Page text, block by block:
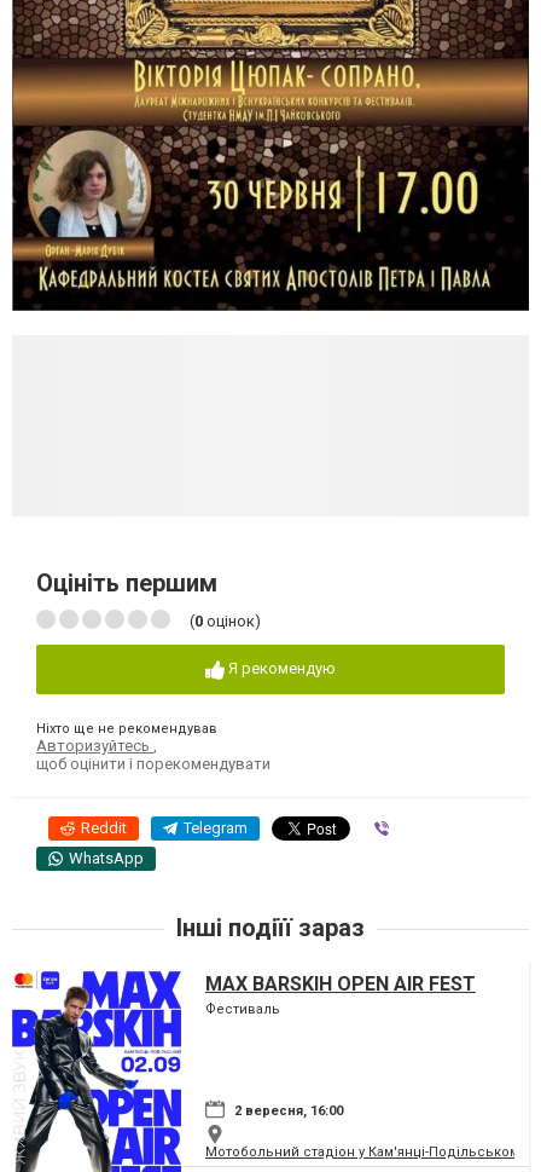
Оцініть першим
(0 оцінок)
Я рекомендую
Ніхто ще не рекомендував
Авторизуйтесь
щоб оцінити і порекомендувати
Reddit Telegram
WhatsApp
Інші подіїї зараз
MAX BARSKIH OPEN AIR FEST
Фестиваль
2 вересня, 16:00
Мотобольний стадіон у Кам'янці-Подільському